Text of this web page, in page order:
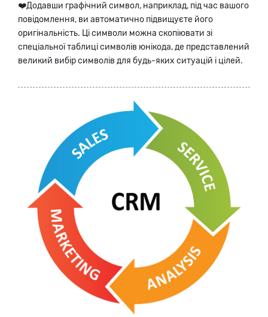
❤️️Додавши графічний символ, наприклад, під час вашого
повідомлення, ви автоматично підвищуєте його
оригінальність. Ці символи можна скопіювати зі
спеціальної таблиці символів юнікода, де представлений
великий вибір символів для будь-яких ситуацій і цілей.